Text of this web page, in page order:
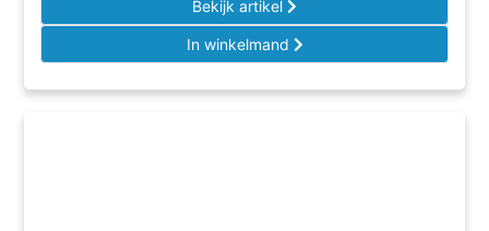
Bekijk artikel
In winkelmand